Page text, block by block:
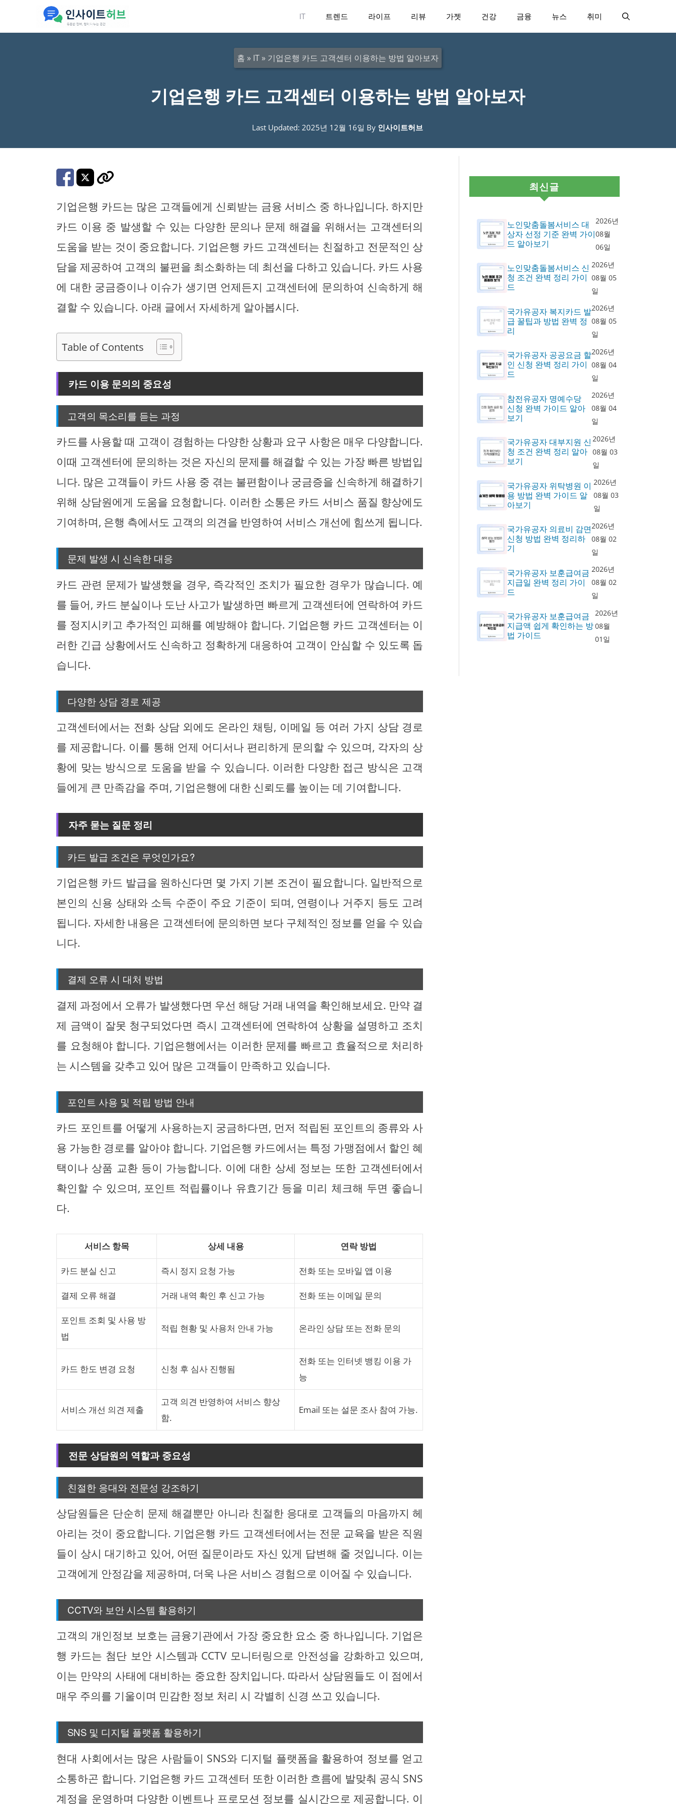
IT 트렌드 라이프 리뷰 가젯 건강 금융 뉴스 취미
홈 » IT» 기업은행 카드 고객센터 이용하는 방법 알아보자
기업은행 카드 고객센터 이용하는 방법 알아보자
Last Updated: 2025년 12월 16일 By 인사이트허브
기업은행 카드는 많은 고객들에게 신뢰받는 금융 서비스 중 하나입니다. 하지만
카드 이용 중 발생할 수 있는 다양한 문의나 문제 해결을 위해서는 고객센터의
도움을 받는 것이 중요합니다. 기업은행 카드 고객센터는 친절하고 전문적인 상
담을 제공하여 고객의 불편을 최소화하는 데 최선을 다하고 있습니다. 카드 사용
에 대한 궁금증이나 이슈가 생기면 언제든지 고객센터에 문의하여 신속하게 해
결할 수 있습니다. 아래 글에서 자세하게 알아봅시다.
Table of Contents
카드 이용 문의의 중요성
고객의 목소리를 듣는 과정
카드를 사용할 때 고객이 경험하는 다양한 상황과 요구 사항은 매우 다양합니다.
이때 고객센터에 문의하는 것은 자신의 문제를 해결할 수 있는 가장 빠른 방법입
니다. 많은 고객들이 카드 사용 중 겪는 불편함이나 궁금증을 신속하게 해결하기
위해 상담원에게 도움을 요청합니다. 이러한 소통은 카드 서비스 품질 향상에도
기여하며, 은행 측에서도 고객의 의견을 반영하여 서비스 개선에 힘쓰게 됩니다.
문제 발생 시 신속한 대응
카드 관련 문제가 발생했을 경우, 즉각적인 조치가 필요한 경우가 많습니다. 예
를 들어, 카드 분실이나 도난 사고가 발생하면 빠르게 고객센터에 연락하여 카드
를 정지시키고 추가적인 피해를 예방해야 합니다. 기업은행 카드 고객센터는 이
러한 긴급 상황에서도 신속하고 정확하게 대응하여 고객이 안심할 수 있도록 돕
습니다.
다양한 상담 경로 제공
고객센터에서는 전화 상담 외에도 온라인 채팅, 이메일 등 여러 가지 상담 경로
를 제공합니다. 이를 통해 언제 어디서나 편리하게 문의할 수 있으며, 각자의 상
황에 맞는 방식으로 도움을 받을 수 있습니다. 이러한 다양한 접근 방식은 고객
들에게 큰 만족감을 주며, 기업은행에 대한 신뢰도를 높이는 데 기여합니다.
자주 묻는 질문 정리
카드 발급 조건은 무엇인가요?
기업은행 카드 발급을 원하신다면 몇 가지 기본 조건이 필요합니다. 일반적으로
본인의 신용 상태와 소득 수준이 주요 기준이 되며, 연령이나 거주지 등도 고려
됩니다. 자세한 내용은 고객센터에 문의하면 보다 구체적인 정보를 얻을 수 있습
니다.
결제 오류 시 대처 방법
결제 과정에서 오류가 발생했다면 우선 해당 거래 내역을 확인해보세요. 만약 결
제 금액이 잘못 청구되었다면 즉시 고객센터에 연락하여 상황을 설명하고 조치
를 요청해야 합니다. 기업은행에서는 이러한 문제를 빠르고 효율적으로 처리하
는 시스템을 갖추고 있어 많은 고객들이 만족하고 있습니다.
포인트 사용 및 적립 방법 안내
카드 포인트를 어떻게 사용하는지 궁금하다면, 먼저 적립된 포인트의 종류와 사
용 가능한 경로를 알아야 합니다. 기업은행 카드에서는 특정 가맹점에서 할인 혜
택이나 상품 교환 등이 가능합니다. 이에 대한 상세 정보는 또한 고객센터에서
확인할 수 있으며, 포인트 적립률이나 유효기간 등을 미리 체크해 두면 좋습니
다.
서비스 항목 상세 내용 연락 방법
카드 분실 신고 즉시 정지 요청 가능 전화 또는 모바일 앱 이용
결제 오류 해결 거래 내역 확인 후 신고 가능 전화 또는 이메일 문의
포인트 조회 및 사용 방
법
적립 현황 및 사용처 안내 가능 온라인 상담 또는 전화 문의
카드 한도 변경 요청 신청 후 심사 진행됨
전화 또는 인터넷 뱅킹 이용 가
능
서비스 개선 의견 제출
고객 의견 반영하여 서비스 향상
함.
Email 또는 설문 조사 참여 가능.
전문 상담원의 역할과 중요성
친절한 응대와 전문성 강조하기
상담원들은 단순히 문제 해결뿐만 아니라 친절한 응대로 고객들의 마음까지 헤
아리는 것이 중요합니다. 기업은행 카드 고객센터에서는 전문 교육을 받은 직원
들이 상시 대기하고 있어, 어떤 질문이라도 자신 있게 답변해 줄 것입니다. 이는
고객에게 안정감을 제공하며, 더욱 나은 서비스 경험으로 이어질 수 있습니다.
CCTV와 보안 시스템 활용하기
고객의 개인정보 보호는 금융기관에서 가장 중요한 요소 중 하나입니다. 기업은
행 카드는 첨단 보안 시스템과 CCTV 모니터링으로 안전성을 강화하고 있으며,
이는 만약의 사태에 대비하는 중요한 장치입니다. 따라서 상담원들도 이 점에서
매우 주의를 기울이며 민감한 정보 처리 시 각별히 신경 쓰고 있습니다.
SNS 및 디지털 플랫폼 활용하기
현대 사회에서는 많은 사람들이 SNS와 디지털 플랫폼을 활용하여 정보를 얻고
소통하곤 합니다. 기업은행 카드 고객센터 또한 이러한 흐름에 발맞춰 공식 SNS
계정을 운영하며 다양한 이벤트나 프로모션 정보를 실시간으로 제공합니다. 이
최신글
노인맞춤돌봄서비스 대
상자 선정 기준 완벽 가이
드 알아보기
2026년
08월
06일
노인맞춤돌봄서비스 신
청 조건 완벽 정리 가이
드
2026년
08월 05
일
국가유공자 복지카드 발
급 꿀팁과 방법 완벽 정
리
2026년
08월 05
일
국가유공자 공공요금 할
인 신청 완벽 정리 가이
드
2026년
08월 04
일
참전유공자 명예수당
신청 완벽 가이드 알아
보기
2026년
08월 04
일
국가유공자 대부지원 신
청 조건 완벽 정리 알아
보기
2026년
08월 03
일
국가유공자 위탁병원 이
용 방법 완벽 가이드 알
아보기
2026년
08월 03
일
국가유공자 의료비 감면
신청 방법 완벽 정리하
기
2026년
08월 02
일
국가유공자 보훈급여금
지급일 완벽 정리 가이
드
2026년
08월 02
일
국가유공자 보훈급여금
지급액 쉽게 확인하는 방
법 가이드
2026년
08월
01일